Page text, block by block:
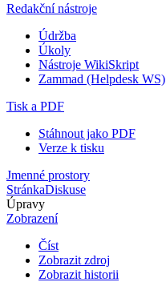
Redakční nástroje
Údržba
Úkoly
Nástroje WikiSkript
Zammad (Helpdesk WS)
Tisk a PDF
Stáhnout jako PDF
Verze k tisku
Jmenné prostory
StránkaDiskuse
Úpravy
Zobrazení
Číst
Zobrazit zdroj
Zobrazit historii